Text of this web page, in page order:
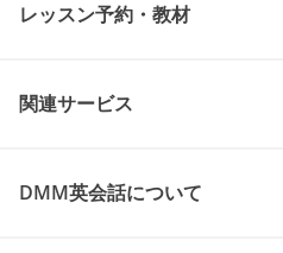
レッスン予約・教材
関連サービス
DMM英会話について